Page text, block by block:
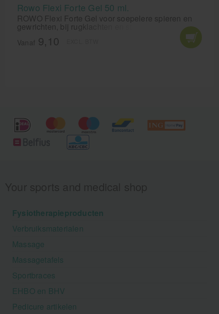
Rowo Flexi Forte Gel 50 ml.
ROWO Flexi Forte Gel voor soepelere spieren en
gewrichten, bij rugklachten en stijve gewrichten.
Flexi Forte gel geeft een diep verwarmend effect
wat een poitief effect heeft op spieren en pezen.
Vanaf 9,10
Fysiotherapieproducten
Verbruiksmaterialen
Massage
Massagetafels
Sportbraces
EHBO en BHV
Pedicure artikelen